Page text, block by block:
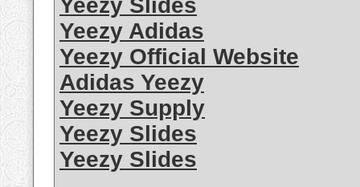
Yeezy Slides
Yeezy Adidas
Yeezy Official Website
Adidas Yeezy
Yeezy Supply
Yeezy Slides
Yeezy Slides